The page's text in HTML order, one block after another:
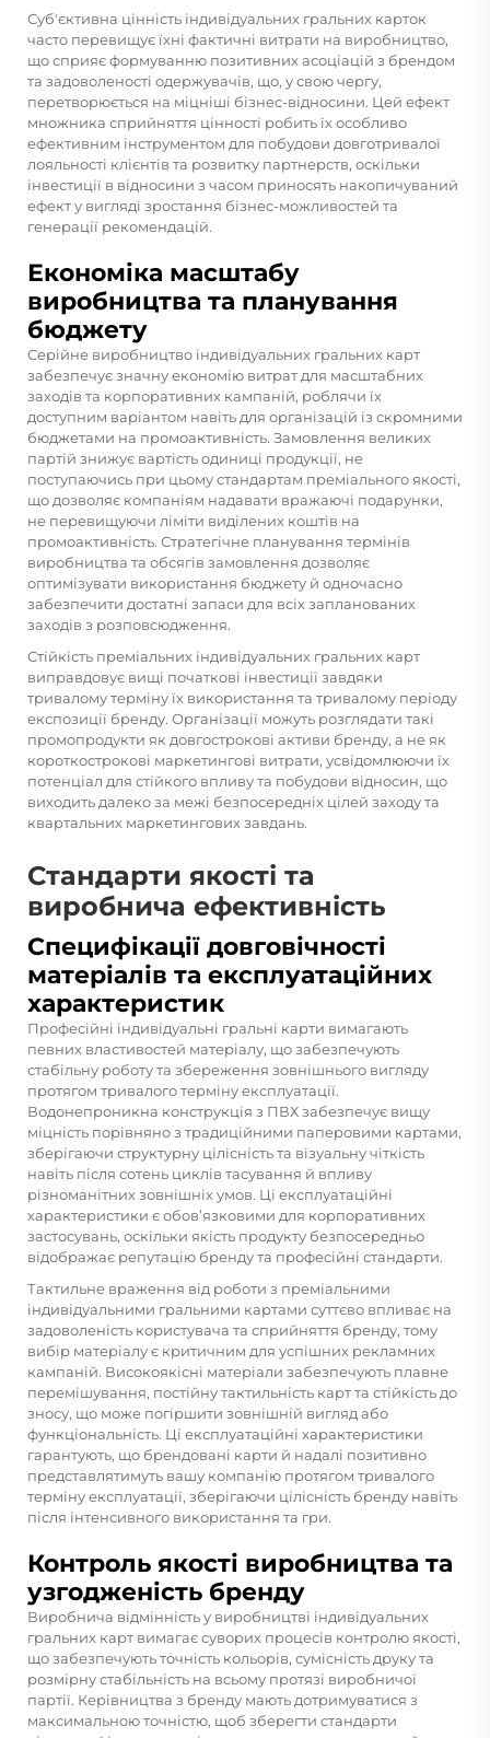
Суб'єктивна цінність індивідуальних гральних карток
часто перевищує їхні фактичні витрати на виробництво,
що сприяє формуванню позитивних асоціацій з брендом
та задоволеності одержувачів, що, у свою чергу,
перетворюється на міцніші бізнес-відносини. Цей ефект
множника сприйняття цінності робить їх особливо
ефективним інструментом для побудови довготривалої
лояльності клієнтів та розвитку партнерств, оскільки
інвестиції в відносини з часом приносять накопичуваний
ефект у вигляді зростання бізнес-можливостей та
генерації рекомендацій.
Економіка масштабу
виробництва та планування
бюджету
Серійне виробництво індивідуальних гральних карт
забезпечує значну економію витрат для масштабних
заходів та корпоративних кампаній, роблячи їх
доступним варіантом навіть для організацій із скромними
бюджетами на промоактивність. Замовлення великих
партій знижує вартість одиниці продукції, не
поступаючись при цьому стандартам преміального якості,
що дозволяє компаніям надавати вражаючі подарунки,
не перевищуючи ліміти виділених коштів на
промоактивність. Стратегічне планування термінів
виробництва та обсягів замовлення дозволяє
оптимізувати використання бюджету й одночасно
забезпечити достатні запаси для всіх запланованих
заходів з розповсюдження.
Стійкість преміальних індивідуальних гральних карт
виправдовує вищі початкові інвестиції завдяки
тривалому терміну їх використання та тривалому періоду
експозиції бренду. Організації можуть розглядати такі
промопродукти як довгострокові активи бренду, а не як
короткострокові маркетингові витрати, усвідомлюючи їх
потенціал для стійкого впливу та побудови відносин, що
виходить далеко за межі безпосередніх цілей заходу та
квартальних маркетингових завдань.
Стандарти якості та
виробнича ефективність
Специфікації довговічності
матеріалів та експлуатаційних
характеристик
Професійні індивідуальні гральні карти вимагають
певних властивостей матеріалу, що забезпечують
стабільну роботу та збереження зовнішнього вигляду
протягом тривалого терміну експлуатації.
Водонепроникна конструкція з ПВХ забезпечує вищу
міцність порівняно з традиційними паперовими картами,
зберігаючи структурну цілісність та візуальну чіткість
навіть після сотень циклів тасування й впливу
різноманітних зовнішніх умов. Ці експлуатаційні
характеристики є обов’язковими для корпоративних
застосувань, оскільки якість продукту безпосередньо
відображає репутацію бренду та професійні стандарти.
Тактильне враження від роботи з преміальними
індивідуальними гральними картами суттєво впливає на
задоволеність користувача та сприйняття бренду, тому
вибір матеріалу є критичним для успішних рекламних
кампаній. Високоякісні матеріали забезпечують плавне
перемішування, постійну тактильність карт та стійкість до
зносу, що може погіршити зовнішній вигляд або
функціональність. Ці експлуатаційні характеристики
гарантують, що брендовані карти й надалі позитивно
представлятимуть вашу компанію протягом тривалого
терміну експлуатації, зберігаючи цілісність бренду навіть
після інтенсивного використання та гри.
Контроль якості виробництва та
узгодженість бренду
Виробнича відмінність у виробництві індивідуальних
гральних карт вимагає суворих процесів контролю якості,
що забезпечують точність кольорів, сумісність друку та
розмірну стабільність на всьому протязі виробничої
партії. Керівництва з бренду мають дотримуватися з
максимальною точністю, щоб зберегти стандарти